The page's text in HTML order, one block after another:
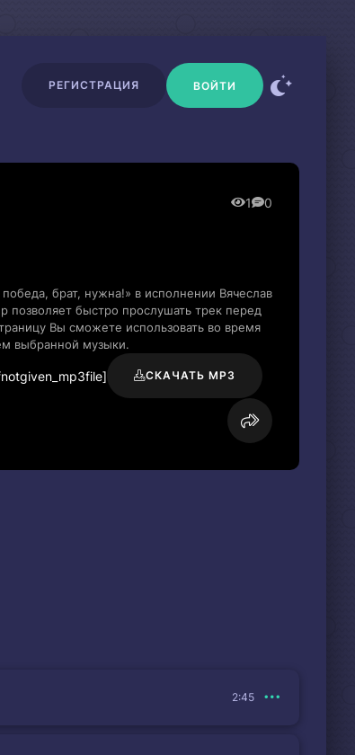
РЕГИСТРАЦИЯ ВОЙТИ
1 0
брат, нужна!» в исполнении Вячеслав
быстро прослушать трек перед
Вы сможете использовать во время
выбранной музыки.
СКАЧАТЬ MP3
2:45